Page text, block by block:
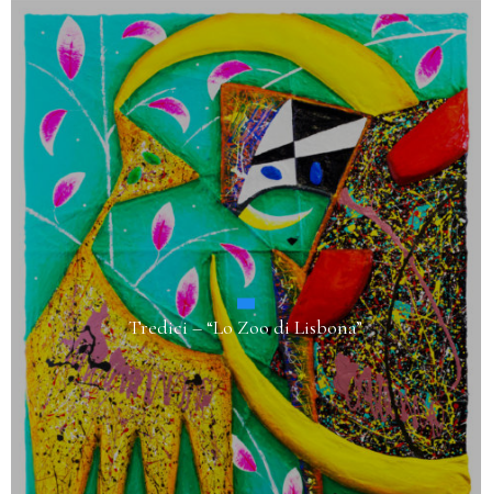
Trentacinque – “Donna con Libro